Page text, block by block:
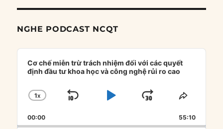
NGHE PODCAST NCQT
Audio
Player
Cơ chế miễn trừ trách nhiệm đối với các quyết
định đầu tư khoa học và công nghệ rủi ro cao
CHANGE
RATE
1X
SKIP
PLAYJUMP
FORWARD
SHARE
00:00 55:10